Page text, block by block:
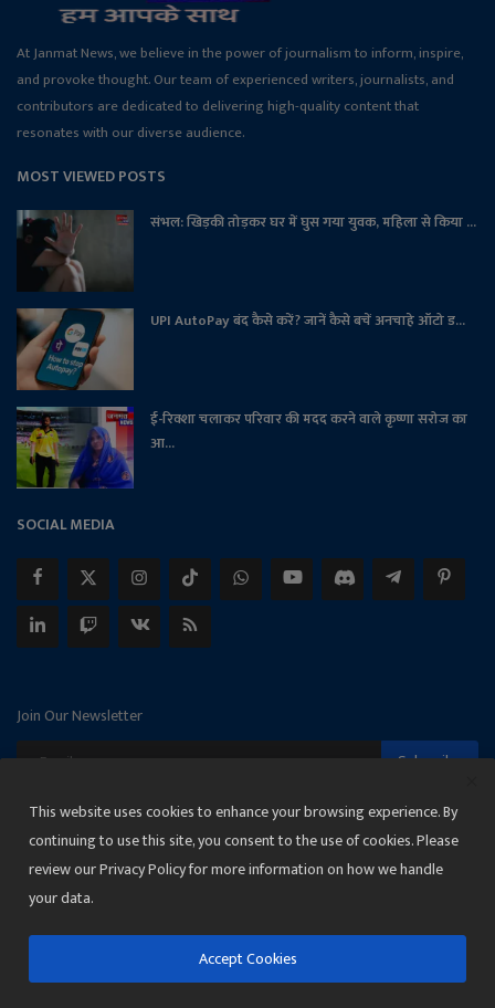
At Janmat News, we believe in the power of journalism to inform, inspire,
and provoke thought. Our team of experienced writers, journalists, and
contributors are dedicated to delivering high-quality content that
resonates with our diverse audience.
MOST VIEWED POSTS
संभल: खिड़की तोड़कर घर में घुस गया युवक, महिला से किया ...
UPI AutoPay बंद कैसे करें? जानें कैसे बचें अनचाहे ऑटो ड...
ई-रिक्शा चलाकर परिवार की मदद करने वाले कृष्णा सरोज का
आ...
SOCIAL MEDIA
Join Our Newsletter
Subscribe
Terms & Conditions
Privacy
This website uses cookies to enhance your browsing experience. By
continuing to use this site, you consent to the use of cookies. Please
review our Privacy Policy for more information on how we handle
your data.
Accept Cookies